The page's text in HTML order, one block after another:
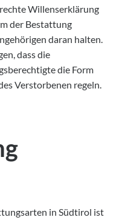
Willenserklärung
der Bestattung
daran halten.
dass die
die Form
Verstorbenen regeln.
in Südtirol ist